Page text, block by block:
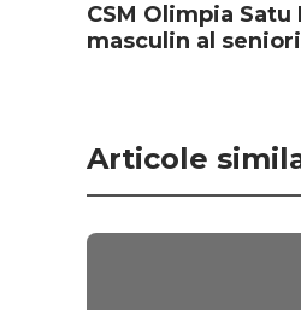
CSM Olimpia
masculin al
Articole